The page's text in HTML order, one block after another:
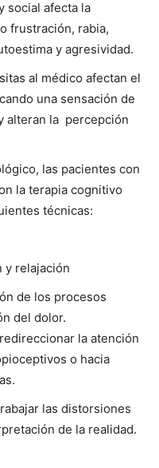
social afecta la
frustración, rabia,
y agresividad.
al médico afectan el
una sensación de
alteran la percepción
las pacientes con
la terapia cognitivo
técnicas:
y relajación
de los procesos
del dolor.
la atención
o hacia
las distorsiones
de la realidad.